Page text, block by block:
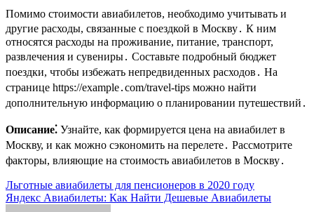
Помимо стоимости авиабилетов, необходимо учитывать и
другие расходы, связанные с поездкой в Москву․ К ним
относятся расходы на проживание, питание, транспорт,
развлечения и сувениры․ Составьте подробный бюджет
поездки, чтобы избежать непредвиденных расходов․ На
странице https://example․com/travel-tips можно найти
дополнительную информацию о планировании путешествий․
Описание⁚ Узнайте, как формируется цена на авиабилет в
Москву, и как можно сэкономить на перелете․ Рассмотрите
факторы, влияющие на стоимость авиабилетов в Москву․
Навигация
по
Льготные авиабилеты для пенсионеров в 2020 году
Яндекс Авиабилеты: Как Найти Дешевые Авиабилеты